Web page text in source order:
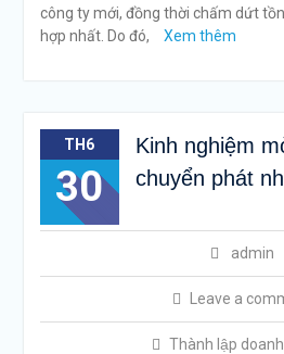
công ty mới, đồng thời chấm dứt
hợp nhất. Do đó,
Xem thêm
TH6
30
Kinh nghiệm
chuyển phát
admin
Leave a
Thành lập